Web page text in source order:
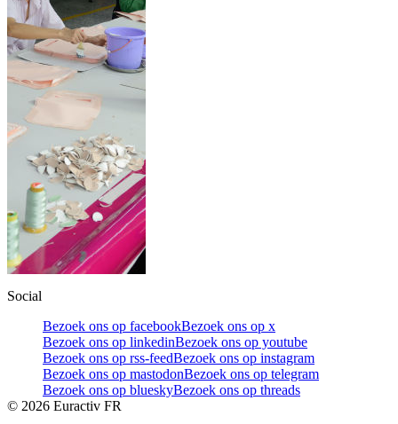
Social
Bezoek ons op facebookBezoek ons op x
Bezoek ons op linkedinBezoek ons op youtube
Bezoek ons op rss-feedBezoek ons op instagram
Bezoek ons op mastodonBezoek ons op telegram
Bezoek ons op blueskyBezoek ons op threads
© 2026 Euractiv FR